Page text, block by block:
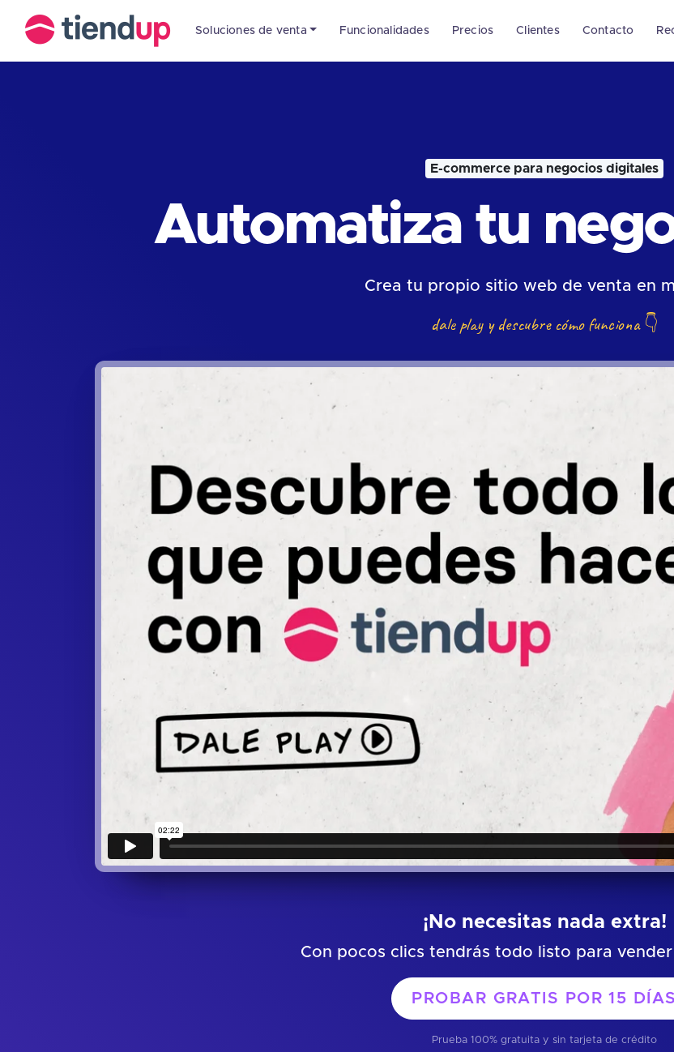
Soluciones de venta Funcionalidades Precios Clientes Contacto
E-commerce para negocios digitales
Automatiza tu
Crea tu propio sitio web de venta en
dale play y descubre cómo funciona 👇
¡No necesitas nada extra!
Con pocos clics tendrás todo listo para
PROBAR GRATIS POR15 DÍAS
Prueba 100% gratuita y sin tarjeta de crédito